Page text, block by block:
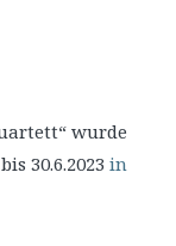
wurde
30.6.2023 in